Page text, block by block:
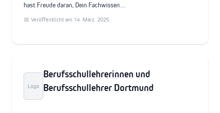
hast Freude daran, Dein Fachwissen…
📅 Veröffentlicht am 14. März. 2025
Logo
Berufsschullehrerinnen und
Berufsschullehrer Dortmund